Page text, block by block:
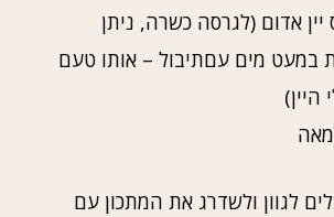
יין אדום (לגרסה כשרה, ניתן
במעט מים עםתיבול – אותו טעם
היין)
לגוון ולשדרג את המתכון עם